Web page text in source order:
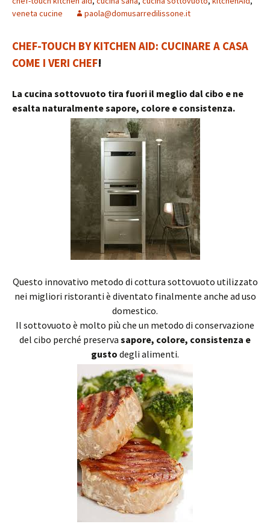
veneta cucine
paola@domusarredilissone.it
CHEF-TOUCH BY KITCHEN AID: CUCINARE A CASA
COME I VERI CHEF!
La cucina sottovuoto tira fuori il meglio dal cibo e ne
esalta naturalmente sapore, colore e consistenza.
Questo innovativo metodo di cottura sottovuoto utilizzato
nei migliori ristoranti è diventato finalmente anche ad uso
domestico.
Il sottovuoto è molto più che un metodo di conservazione
del cibo perché preserva sapore, colore, consistenza e
gusto degli alimenti.